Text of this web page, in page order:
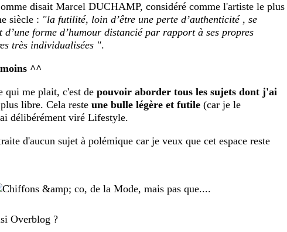
disait Marcel DUCHAMP, considéré comme l'artiste le plus
siècle : "la futilité, loin d’être une perte d’authenticité , se
forme d’humour distancié par rapport à ses propres
très individualisées ".
^^
qui me plait, c'est de pouvoir aborder tous les sujets dont j'ai
libre. Cela reste une bulle légère et futile (car je le
délibérément viré Lifestyle.
d'aucun sujet à polémique car je veux que cet espace reste
Overblog ?